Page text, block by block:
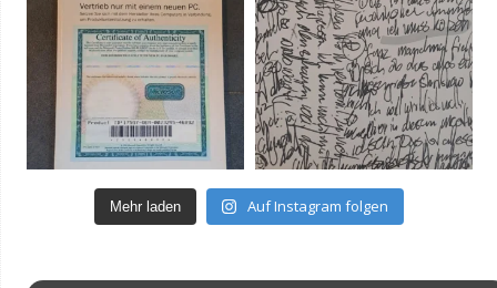
Mehr laden Auf Instagram folgen